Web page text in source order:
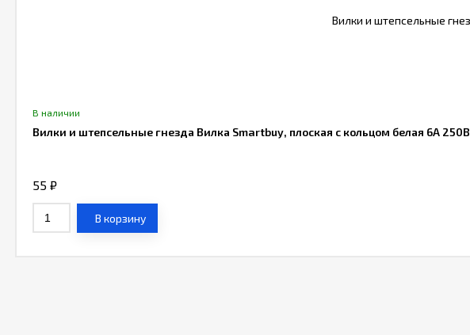
В наличии
Вилки и штепсельные гнезда Вилка Smartbuy, плоская с кольцом белая 6А 250В
55 ₽
В корзину